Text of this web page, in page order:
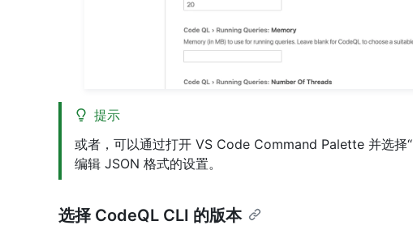
提示
或者，可以通过打开 VS Code Command Palette 并选择“
编辑 JSON 格式的设置。
选择 CodeQL CLI 的版本